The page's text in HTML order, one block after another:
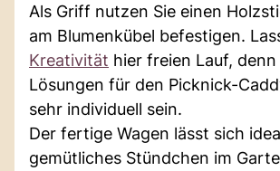
Als Griff nutzen Sie einen
am Blumenkübel befestigen.
Kreativität hier freien Lauf, denn
Lösungen für den Picknick-
sehr individuell sein.
Der fertige Wagen lässt sich
gemütliches Stündchen im